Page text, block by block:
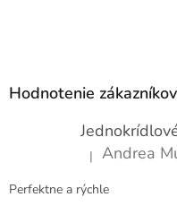
Hodnotenie zákazníkov
Hodnotenie
| Andrea
Perfektne a rýchle